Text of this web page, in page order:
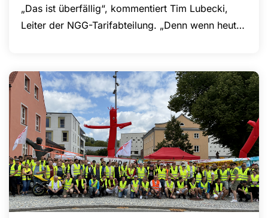
„Das ist überfällig“, kommentiert Tim Lubecki,
Leiter der NGG-Tarifabteilung. „Denn wenn heute
sondern Ausdruck einer jahrelangen Erosion der
Tariflandschaft. Vom EU-Ziel von 80 Prozent sind
wir meilenweit entfernt.“